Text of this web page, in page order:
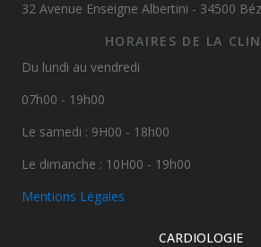
32 Avenue Enseigne Albertini - 34500
HORAIRES DE LA
Du lundi au vendredi
07h00 - 19h00
Le samedi : 9H00 - 18h00
Le dimanche : 10H00 - 19h00
Mentions Légales
CARDIOLOGIE